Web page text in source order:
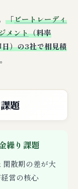
「ビートレーディ
メント（料率
）の3社で相見積
題
繰り課題
閑散期の差が大
営の核心